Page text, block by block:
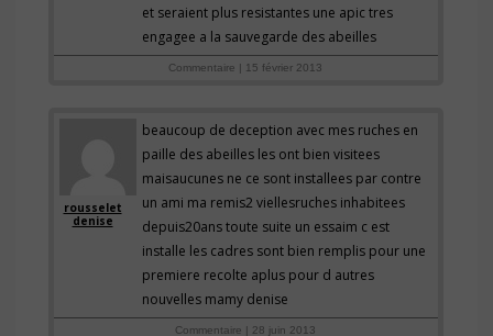
et seraient plus resistantes une apic tres
engagee a la sauvegarde des abeilles
Commentaire | 15 février 2013
rousselet
denise
beaucoup de deception avec mes ruches en
paille des abeilles les ont bien visitees
maisaucunes ne ce sont installees par contre
un ami ma remis2 viellesruches inhabitees
depuis20ans toute suite un essaim c est
installe les cadres sont bien remplis pour une
premiere recolte aplus pour d autres
nouvelles mamy denise
Commentaire | 28 juin 2013